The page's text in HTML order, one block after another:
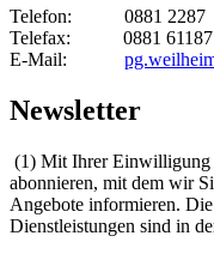
Telefon: 0881 2287
Telefax: 0881 61187
E-Mail:
Newsletter
(1) Mit Ihrer Einwilligung
abonnieren, mit dem wir
Angebote informieren.
Dienstleistungen sind in